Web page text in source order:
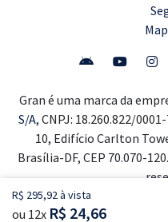
R$ 295,92 à vista
ou 12x R$ 24,66
Gran é uma marca da
S/A, CNPJ: 18.260.822/
10, Edifício Carlton
Brasília-DF, CEP 70.070-